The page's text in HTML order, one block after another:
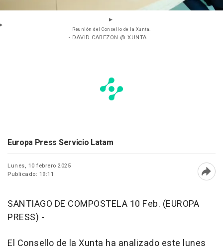
Reunión del Consello de la Xunta.
- DAVID CABEZON @ XUNTA
Europa Press Servicio Latam
Lunes, 10 febrero 2025
Publicado: 19:11
SANTIAGO DE COMPOSTELA 10 Feb. (EUROPA
PRESS) -
El Consello de la Xunta ha analizado este lunes